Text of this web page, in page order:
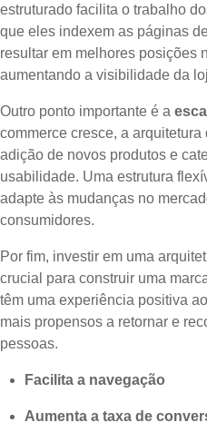
estruturado facilita o trabalho
que eles indexem as páginas
resultar em melhores posições
aumentando a visibilidade da
Outro ponto importante é a
commerce cresce, a
adição de novos produtos e
usabilidade. Uma estrutura
adapte às mudanças no
consumidores.
Por fim, investir em uma
crucial para construir uma
têm uma experiência positiva
mais propensos a retornar e
pessoas.
Facilita a navegação
Aumenta a taxa de